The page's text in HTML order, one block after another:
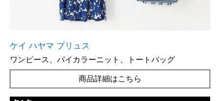
ケイ ハヤマ プリュス
ワンピース、バイカラーニット、トートバッグ
商品詳細はこちら